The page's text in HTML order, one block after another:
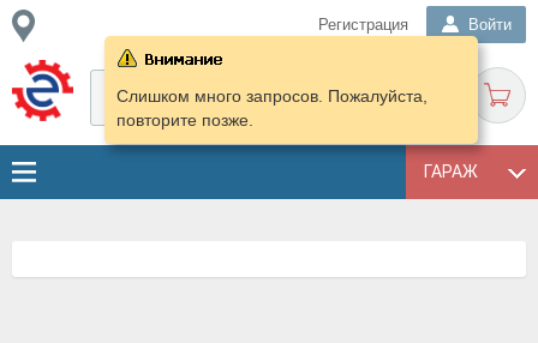
Регистрация Войти
ГАРАЖ
Слишком много запросов. Пожалуйста,
повторите позже.